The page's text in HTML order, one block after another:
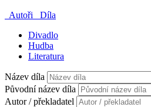
Autoři
Díla
Divadlo
Hudba
Literatura
Název díla
Původní název díla
Autor / překladatel